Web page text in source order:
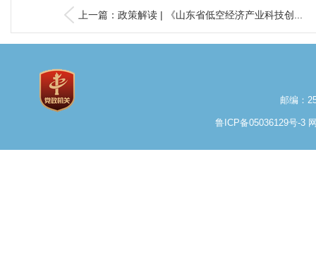
上一篇：政策解读 | 《山东省低空经济产业科技创...
邮编：
鲁ICP备05036129号-3